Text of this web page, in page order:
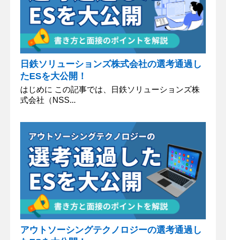
日鉄ソリューションズ株式会社の選考通過し
たESを大公開！
はじめに この記事では、日鉄ソリューションズ株
式会社（NSS...
アウトソーシングテクノロジーの選考通過し